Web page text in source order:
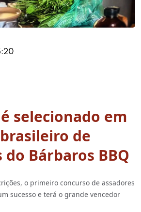
selecionado em
de
do Bárbaros BBQ
o primeiro concurso de assadores
sucesso e terá o grande vencedor